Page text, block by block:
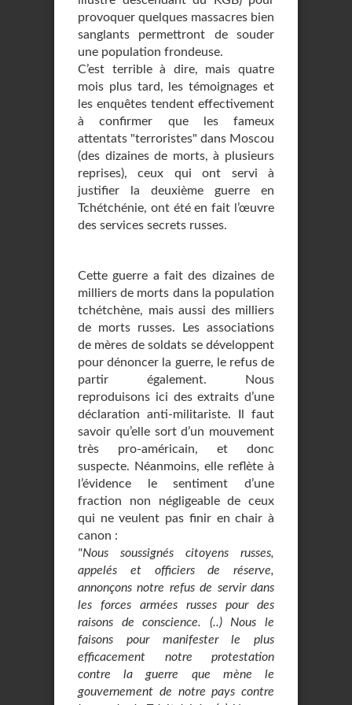
provoquer quelques massacres bien
sanglants permettront de souder
une population frondeuse.
C’est terrible à dire, mais quatre
mois plus tard, les témoignages et
les enquêtes tendent effectivement
à confirmer que les fameux
attentats "terroristes" dans Moscou
(des dizaines de morts, à plusieurs
reprises), ceux qui ont servi à
justifier la deuxième guerre en
Tchétchénie, ont été en fait l’œuvre
des services secrets russes.
Cette guerre a fait des dizaines de
milliers de morts dans la population
tchétchène, mais aussi des milliers
de morts russes. Les associations
de mères de soldats se développent
pour dénoncer la guerre, le refus de
partir également. Nous
reproduisons ici des extraits d’une
déclaration anti-militariste. Il faut
savoir qu’elle sort d’un mouvement
très pro-américain, et donc
suspecte. Néanmoins, elle reflète à
l’évidence le sentiment d’une
fraction non négligeable de ceux
qui ne veulent pas finir en chair à
canon :
"Nous soussignés citoyens russes,
appelés et officiers de réserve,
annonçons notre refus de servir dans
les forces armées russes pour des
raisons de conscience. (..) Nous le
faisons pour manifester le plus
efficacement notre protestation
contre la guerre que mène le
gouvernement de notre pays contre